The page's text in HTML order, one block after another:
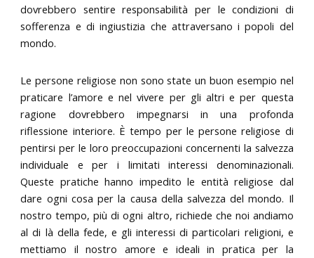
dovrebbero sentire responsabilità per le condizioni di
sofferenza e di ingiustizia che attraversano i popoli del
mondo.
Le persone religiose non sono state un buon esempio nel
praticare l’amore e nel vivere per gli altri e per questa
ragione dovrebbero impegnarsi in una profonda
riflessione interiore. È tempo per le persone religiose di
pentirsi per le loro preoccupazioni concernenti la salvezza
individuale e per i limitati interessi denominazionali.
Queste pratiche hanno impedito le entità religiose dal
dare ogni cosa per la causa della salvezza del mondo. Il
nostro tempo, più di ogni altro, richiede che noi andiamo
al di là della fede, e gli interessi di particolari religioni, e
mettiamo il nostro amore e ideali in pratica per la